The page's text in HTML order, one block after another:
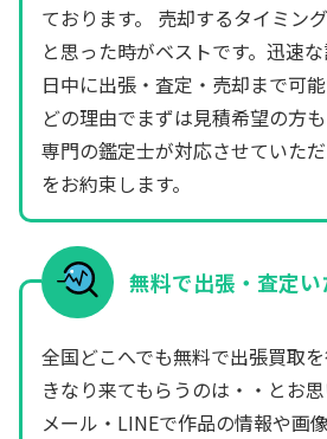
ております。 売却するタイミン
と思った時がベストです。迅速
日中に出張・査定・売却まで可
どの理由でまずは見積希望の方
専門の鑑定士が対応させていた
をお約束します。
無料で出張・査定い
全国どこへでも無料で出張買取
きなり来てもらうのは・・とお
メール・LINEで作品の情報や画